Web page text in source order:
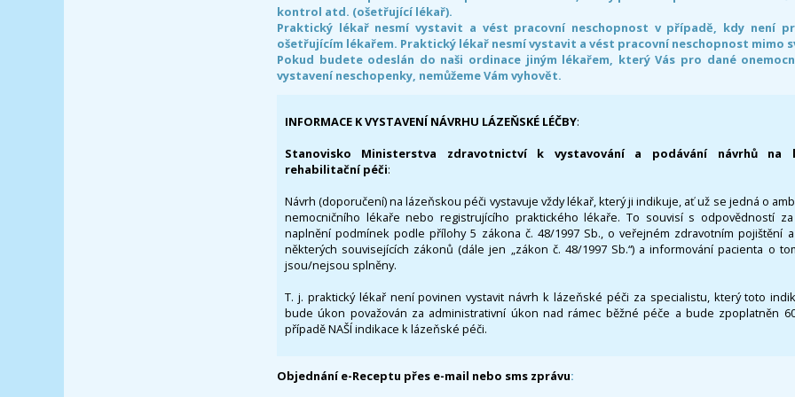
kontrol atd. (ošetřující lékař).
Praktický lékař nesmí vystavit a vést pracovní neschopnost v případě, kdy není
ošetřujícím lékařem. Praktický lékař nesmí vystavit a vést pracovní neschopnost mimo
Pokud budete odeslán do naši ordinace jiným lékařem, který Vás pro dané
vystavení neschopenky, nemůžeme Vám vyhovět.
INFORMACE K VYSTAVENÍ NÁVRHU LÁZEŇSKÉ LÉČBY:
Stanovisko Ministerstva zdravotnictví k vystavování a podávání návrhů na
rehabilitační péči:
Návrh (doporučení) na lázeňskou péči vystavuje vždy lékař, který ji indikuje, ať už se jedná o
nemocničního lékaře nebo registrujícího praktického lékaře. To souvisí s odpovědností
naplnění podmínek podle přílohy 5 zákona č. 48/1997 Sb., o veřejném zdravotním pojištění
některých souvisejících zákonů (dále jen „zákon č. 48/1997 Sb.“) a informování pacienta o
jsou/nejsou splněny.
T. j. praktický lékař není povinen vystavit návrh k lázeňské péči za specialistu, který toto
bude úkon považován za administrativní úkon nad rámec běžné péče a bude zpoplatněn
případě NAŠÍ indikace k lázeňské péči.
Objednání e-Receptu přes e-mail nebo sms zprávu: